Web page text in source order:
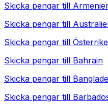
Skicka pengar till
Skicka pengar till
Skicka pengar till Österrike
Skicka pengar till Bahrain
Skicka pengar till
Skicka pengar till